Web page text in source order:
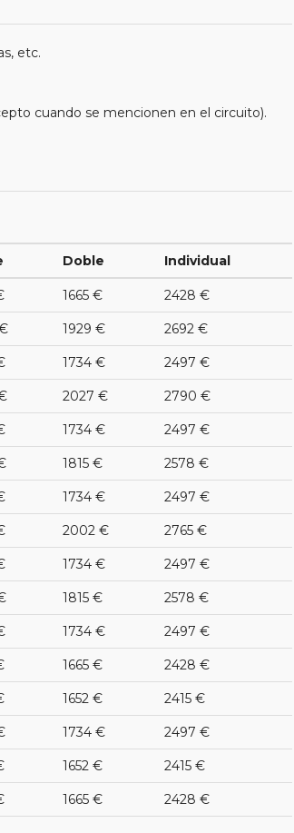
etc.
cuando se mencionen en el circuito).
Doble Individual
1665 € 2428 €
1929 € 2692 €
1734 € 2497 €
2027 € 2790 €
1734 € 2497 €
1815 € 2578 €
1734 € 2497 €
2002 € 2765 €
1734 € 2497 €
1815 € 2578 €
1734 € 2497 €
1665 € 2428 €
1652 € 2415 €
1734 € 2497 €
1652 € 2415 €
1665 € 2428 €